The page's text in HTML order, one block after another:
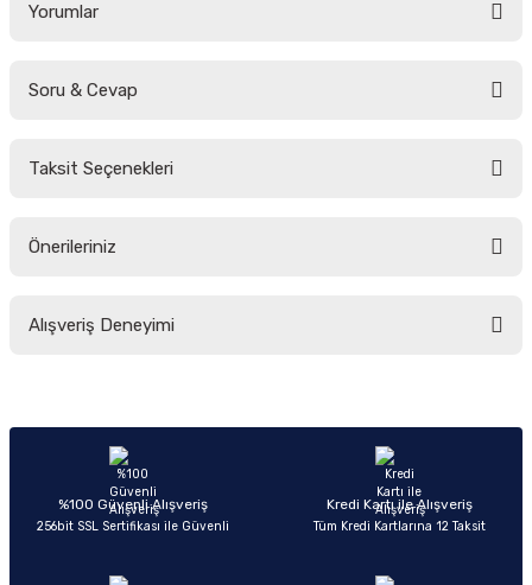
Yorumlar
Soru & Cevap
Taksit Seçenekleri
Önerileriniz
yetersiz gördüğünüz noktaları öneri formunu kullanarak tarafımıza
Ürün açıklamasında eksik bilgiler bulunuyor.
Ürün bilgilerinde hatalar bulunuyor.
Ürün fiyatı diğer sitelerden daha pahalı.
Alışveriş Deneyimi
Sitemize ilk yorumu siz yapın!
%100 Güvenli Alışveriş
256bit SSL Sertifikası ile Güvenli
Kredi Kartı ile Alışveriş
Tüm Kredi Kartlarına 12 Taksit